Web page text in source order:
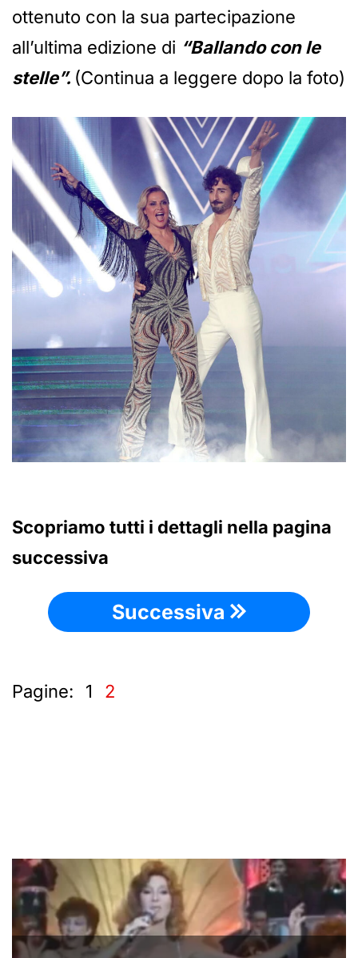
ottenuto con la sua partecipazione
all’ultima edizione di “Ballando con le
stelle”. (Continua a leggere dopo la foto)
Scopriamo tutti i dettagli nella pagina
successiva
Successiva
Pagine: 1 2